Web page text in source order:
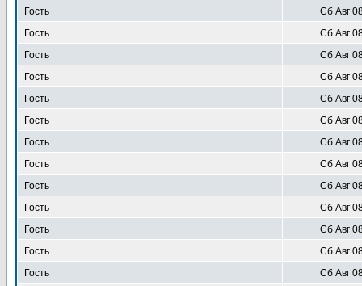
Гость
Сб Авг
Гость
Сб Авг
Гость
Сб Авг
Гость
Сб Авг
Гость
Сб Авг
Гость
Сб Авг
Гость
Сб Авг
Гость
Сб Авг
Гость
Сб Авг
Гость
Сб Авг
Гость
Сб Авг
Гость
Сб Авг
Гость
Сб Авг